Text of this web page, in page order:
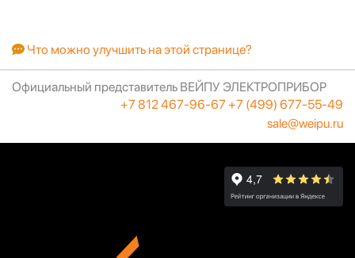
Что можно улучшить на этой странице?
Официальный представитель ВЕЙПУ ЭЛЕКТРОПРИБОР
+7 812 467-96-67 +7 (499) 677-55-49
sale@weipu.ru